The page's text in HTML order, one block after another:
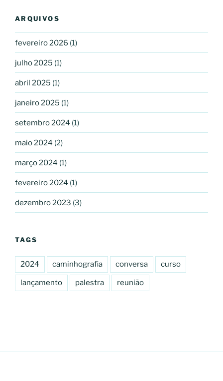
ARQUIVOS
fevereiro 2026 (1)
julho 2025 (1)
abril 2025 (1)
janeiro 2025 (1)
setembro 2024 (1)
maio 2024 (2)
março 2024 (1)
fevereiro 2024 (1)
dezembro 2023 (3)
TAGS
2024 caminhografia conversa curso
lançamento palestra reunião